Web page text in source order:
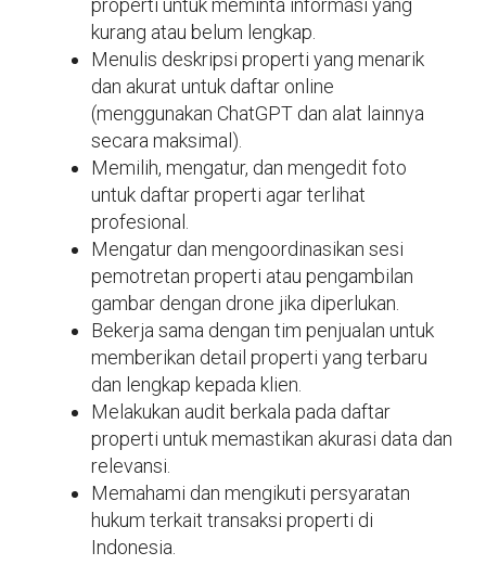
properti untuk meminta informasi yang
kurang atau belum lengkap.
Menulis deskripsi properti yang menarik
dan akurat untuk daftar online
(menggunakan ChatGPT dan alat lainnya
secara maksimal).
Memilih, mengatur, dan mengedit foto
untuk daftar properti agar terlihat
profesional.
Mengatur dan mengoordinasikan sesi
pemotretan properti atau pengambilan
gambar dengan drone jika diperlukan.
Bekerja sama dengan tim penjualan untuk
memberikan detail properti yang terbaru
dan lengkap kepada klien.
Melakukan audit berkala pada daftar
properti untuk memastikan akurasi data dan
relevansi.
Memahami dan mengikuti persyaratan
hukum terkait transaksi properti di
Indonesia.